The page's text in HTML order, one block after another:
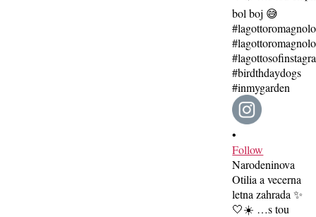
•
Follow
Narodeninova
Otilia a vecerna
letna zahrada ✨
🤍☀️ …s tou